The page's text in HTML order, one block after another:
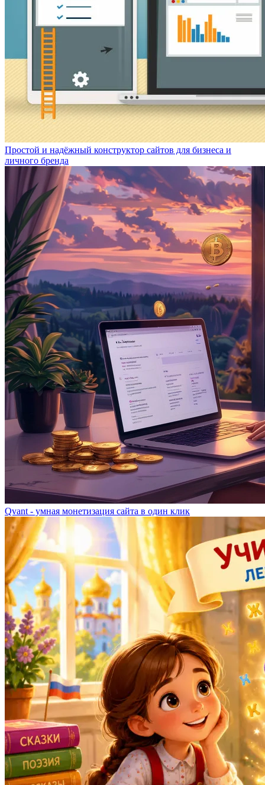
Простой и надёжный конструктор сайтов для бизнеса и
личного бренда
Qvant - умная монетизация сайта в один клик